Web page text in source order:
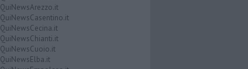
QuiNewsArezzo.it
QuiNewsCasentino.it
QuiNewsCecina.it
QuiNewsChianti.it
QuiNewsCuoio.it
QuiNewsElba.it